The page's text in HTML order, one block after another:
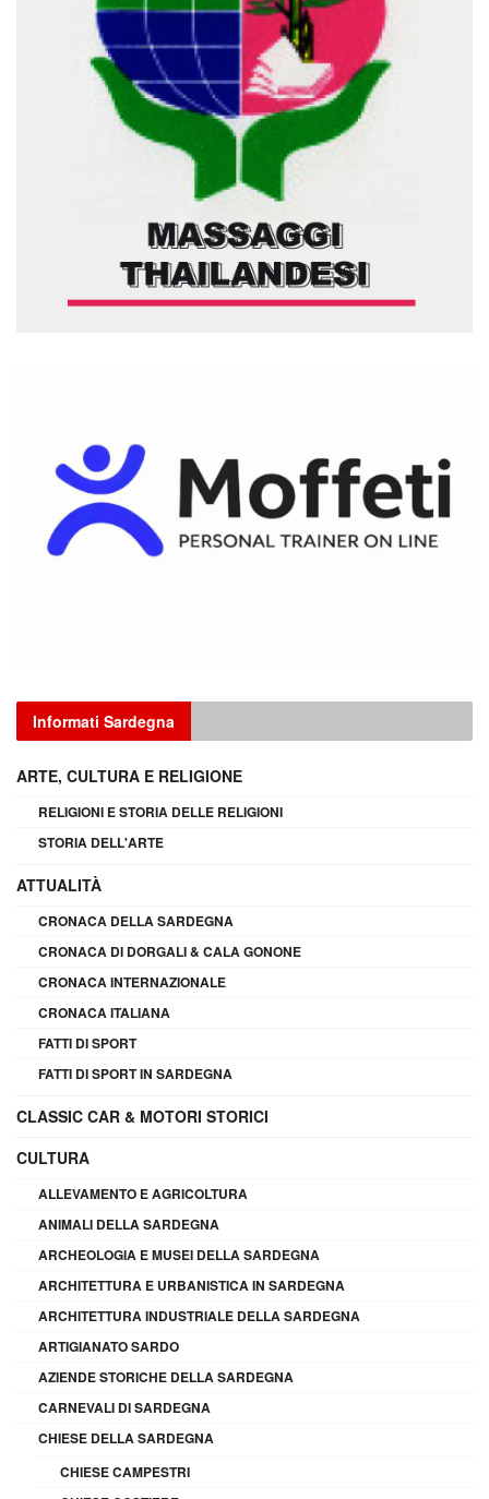
Informati Sardegna
ARTE, CULTURA E RELIGIONE
RELIGIONI E STORIA DELLE RELIGIONI
STORIA DELL'ARTE
ATTUALITÀ
CRONACA DELLA SARDEGNA
CRONACA DI DORGALI & CALA GONONE
CRONACA INTERNAZIONALE
CRONACA ITALIANA
FATTI DI SPORT
FATTI DI SPORT IN SARDEGNA
CLASSIC CAR & MOTORI STORICI
CULTURA
ALLEVAMENTO E AGRICOLTURA
ANIMALI DELLA SARDEGNA
ARCHEOLOGIA E MUSEI DELLA SARDEGNA
ARCHITETTURA E URBANISTICA IN SARDEGNA
ARCHITETTURA INDUSTRIALE DELLA SARDEGNA
ARTIGIANATO SARDO
AZIENDE STORICHE DELLA SARDEGNA
CARNEVALI DI SARDEGNA
CHIESE DELLA SARDEGNA
CHIESE CAMPESTRI